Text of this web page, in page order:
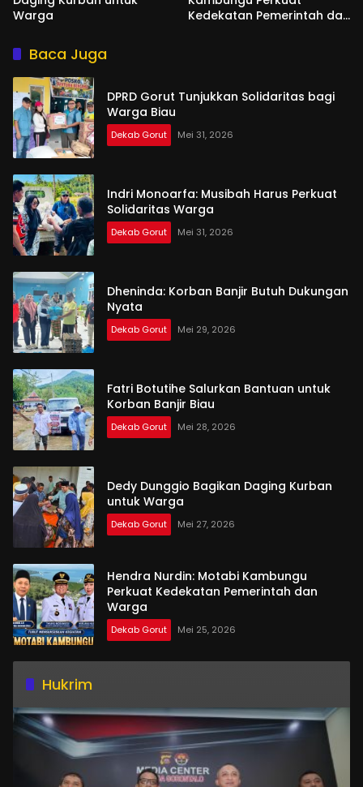
Warga
Kedekatan Pemerintah dan
Baca Juga
DPRD Gorut Tunjukkan Solidaritas bagi
Warga Biau
Dekab Gorut Mei 31, 2026
Indri Monoarfa: Musibah Harus Perkuat
Solidaritas Warga
Dekab Gorut Mei 31, 2026
Dheninda: Korban Banjir Butuh Dukungan
Nyata
Dekab Gorut Mei 29, 2026
Fatri Botutihe Salurkan Bantuan untuk
Korban Banjir Biau
Dekab Gorut Mei 28, 2026
Dedy Dunggio Bagikan Daging Kurban
untuk Warga
Dekab Gorut Mei 27, 2026
Hendra Nurdin: Motabi Kambungu
Perkuat Kedekatan Pemerintah dan
Warga
Dekab Gorut Mei 25, 2026
Hukrim